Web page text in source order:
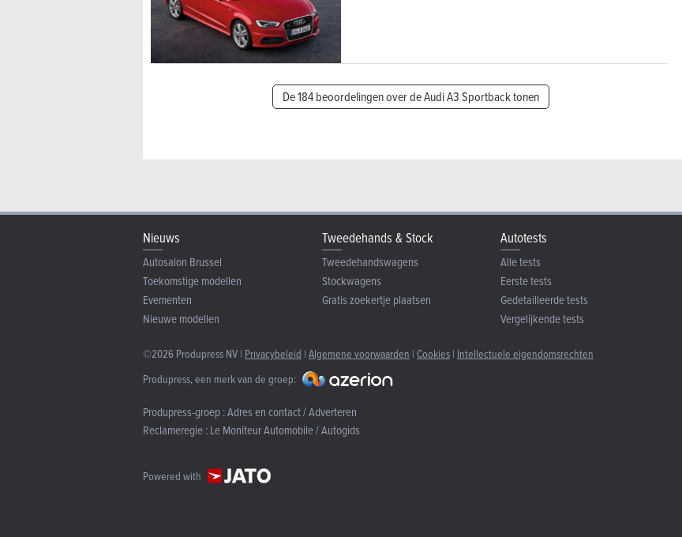
De 184 beoordelingen over de Audi A3 Sportback tonen
Nieuws
Autosalon Brussel
Toekomstige modellen
Evementen
Nieuwe modellen
Tweedehands & Stock
Tweedehandswagens
Stockwagens
Gratis zoekertje plaatsen
Autotests
Alle tests
Eerste tests
Gedetailleerde tests
Vergelijkende tests
©2026 Produpress NV | Privacybeleid | Algemene voorwaarden | Cookies | Intellectuele eigendomsrechten
Produpress, een merk van de groep:
Produpress-groep :Adres en contact / Adverteren
Reclameregie :Le Moniteur Automobile / Autogids
Powered with